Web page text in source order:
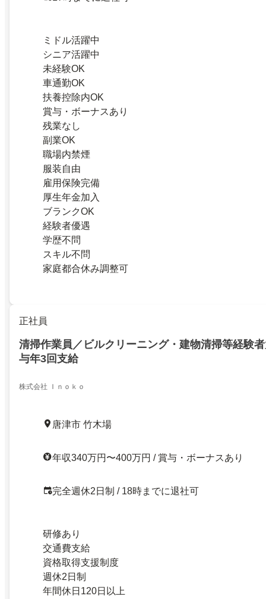
ミドル活躍中
シニア活躍中
未経験OK
車通勤OK
扶養控除内OK
賞与・ボーナスあり
残業なし
副業OK
職場内禁煙
服装自由
雇用保険完備
厚生年金加入
ブランクOK
経験者優遇
学歴不問
スキル不問
家庭都合休み調整可
正社員
清掃作業員／ビルクリーニング・建物清掃等経験
与年3回支給
株式会社 Ｉｎｏｋｏ
唐津市 竹木場
年収340万円〜400万円 / 賞与・ボーナスあり
完全週休2日制 / 18時までに退社可
研修あり
交通費支給
資格取得支援制度
週休2日制
年間休日120日以上